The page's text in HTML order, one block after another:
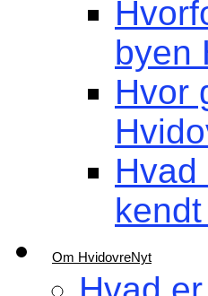
byen
Hvor
Hvad
Om HvidovreNyt